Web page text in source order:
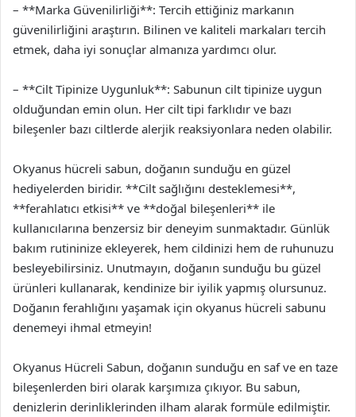
– **Marka Güvenilirliği**: Tercih ettiğiniz markanın
güvenilirliğini araştırın. Bilinen ve kaliteli markaları tercih
etmek, daha iyi sonuçlar almanıza yardımcı olur.
– **Cilt Tipinize Uygunluk**: Sabunun cilt tipinize uygun
olduğundan emin olun. Her cilt tipi farklıdır ve bazı
bileşenler bazı ciltlerde alerjik reaksiyonlara neden olabilir.
Okyanus hücreli sabun, doğanın sunduğu en güzel
hediyelerden biridir. **Cilt sağlığını desteklemesi**,
**ferahlatıcı etkisi** ve **doğal bileşenleri** ile
kullanıcılarına benzersiz bir deneyim sunmaktadır. Günlük
bakım rutininize ekleyerek, hem cildinizi hem de ruhunuzu
besleyebilirsiniz. Unutmayın, doğanın sunduğu bu güzel
ürünleri kullanarak, kendinize bir iyilik yapmış olursunuz.
Doğanın ferahlığını yaşamak için okyanus hücreli sabunu
denemeyi ihmal etmeyin!
Okyanus Hücreli Sabun, doğanın sunduğu en saf ve en taze
bileşenlerden biri olarak karşımıza çıkıyor. Bu sabun,
denizlerin derinliklerinden ilham alarak formüle edilmiştir.